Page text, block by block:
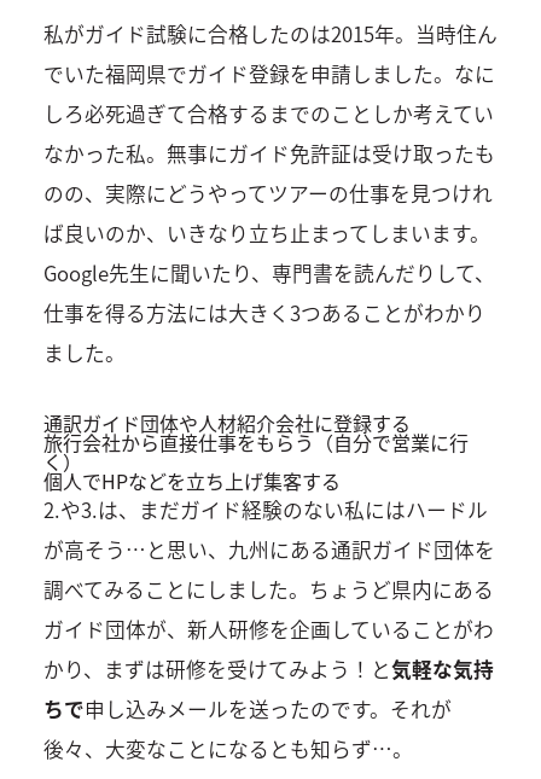
私がガイド試験に合格したのは2015年。当時住ん
でいた福岡県でガイド登録を申請しました。なに
しろ必死過ぎて合格するまでのことしか考えてい
なかった私。無事にガイド免許証は受け取ったも
のの、実際にどうやってツアーの仕事を見つけれ
ば良いのか、いきなり立ち止まってしまいます。
Google先生に聞いたり、専門書を読んだりして、
仕事を得る方法には大きく3つあることがわかり
ました。
通訳ガイド団体や人材紹介会社に登録する
旅行会社から直接仕事をもらう（自分で営業に行
く）
個人でHPなどを立ち上げ集客する
2.や3.は、まだガイド経験のない私にはハードル
が高そう…と思い、九州にある通訳ガイド団体を
調べてみることにしました。ちょうど県内にある
ガイド団体が、新人研修を企画していることがわ
かり、まずは研修を受けてみよう！と気軽な気持
ちで申し込みメールを送ったのです。それが
後々、大変なことになるとも知らず…。